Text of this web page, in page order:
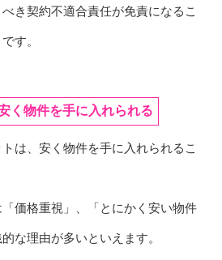
き契約不適合責任が免責になるこ
す。
く物件を手に入れられる
は、安く物件を手に入れられるこ
価格重視」、「とにかく安い物件
な理由が多いといえます。